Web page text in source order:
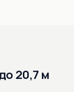
20,7 м